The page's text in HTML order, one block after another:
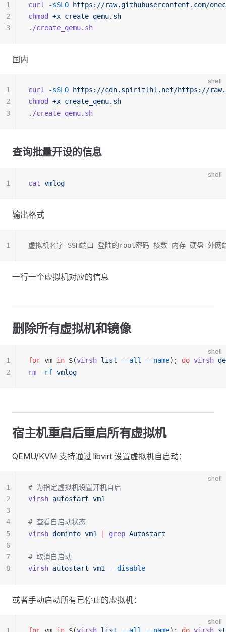
curl -sSLO https://raw.githubusercontent.com/
chmod
+x create_qemu.sh
./create_qemu.sh
1
2
3
国内
shell
curl -sSLO https://cdn.spiritlhl.net/https://
chmod
+x create_qemu.sh
./create_qemu.sh
1
2
3
查询批量开设的信息
shell
cat vmlog
1
输出格式
虚拟机名字 SSH端口 登陆的root密码 核数 内存 硬盘 外网
1
一行一个虚拟机对应的信息
删除所有虚拟机和镜像
shell
for vm in $(virsh list --all --name); do virsh
rm -rf vmlog
1
2
宿主机重启后重启所有虚拟机
QEMU/KVM 支持通过 libvirt 设置虚拟机自启动：
shell
# 为指定虚拟机设置开机自启
virsh autostart vm1
# 查看自启动状态
virsh dominfo vm1 grep Autostart
# 取消自启动
virsh autostart vm1 --disable
1
2
3
4
5
6
7
8
或者手动启动所有已停止的虚拟机：
shell